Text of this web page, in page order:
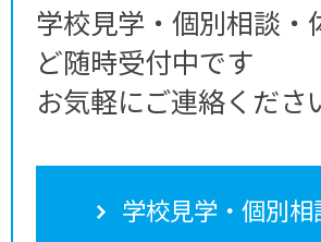
学校見学・個別相談・
ど随時受付中です
お気軽にご連絡くださ
学校見学・個別相